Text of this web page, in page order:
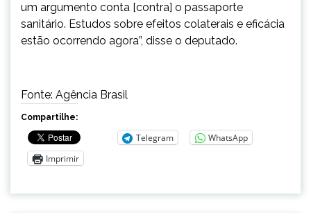
um argumento conta [contra] o passaporte
sanitário. Estudos sobre efeitos colaterais e eficácia
estão ocorrendo agora”, disse o deputado.
Fonte: Agência Brasil
Compartilhe:
Telegram
WhatsApp
Imprimir